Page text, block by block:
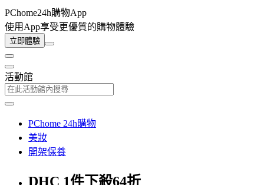
PChome24h購物App
使用App享受更優質的購物體驗
立即體驗
活動館
PChome 24h購物
美妝
開架保養
DHC 1件下殺64折